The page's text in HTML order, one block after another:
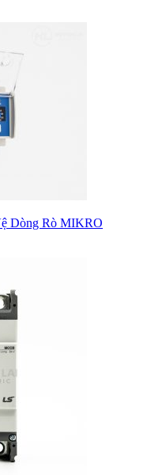
Dòng Rò MIKRO